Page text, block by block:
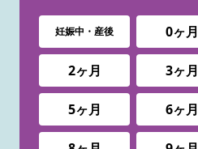
妊娠中・産後 0ヶ月
2ヶ月 3ヶ月
5ヶ月 6ヶ月